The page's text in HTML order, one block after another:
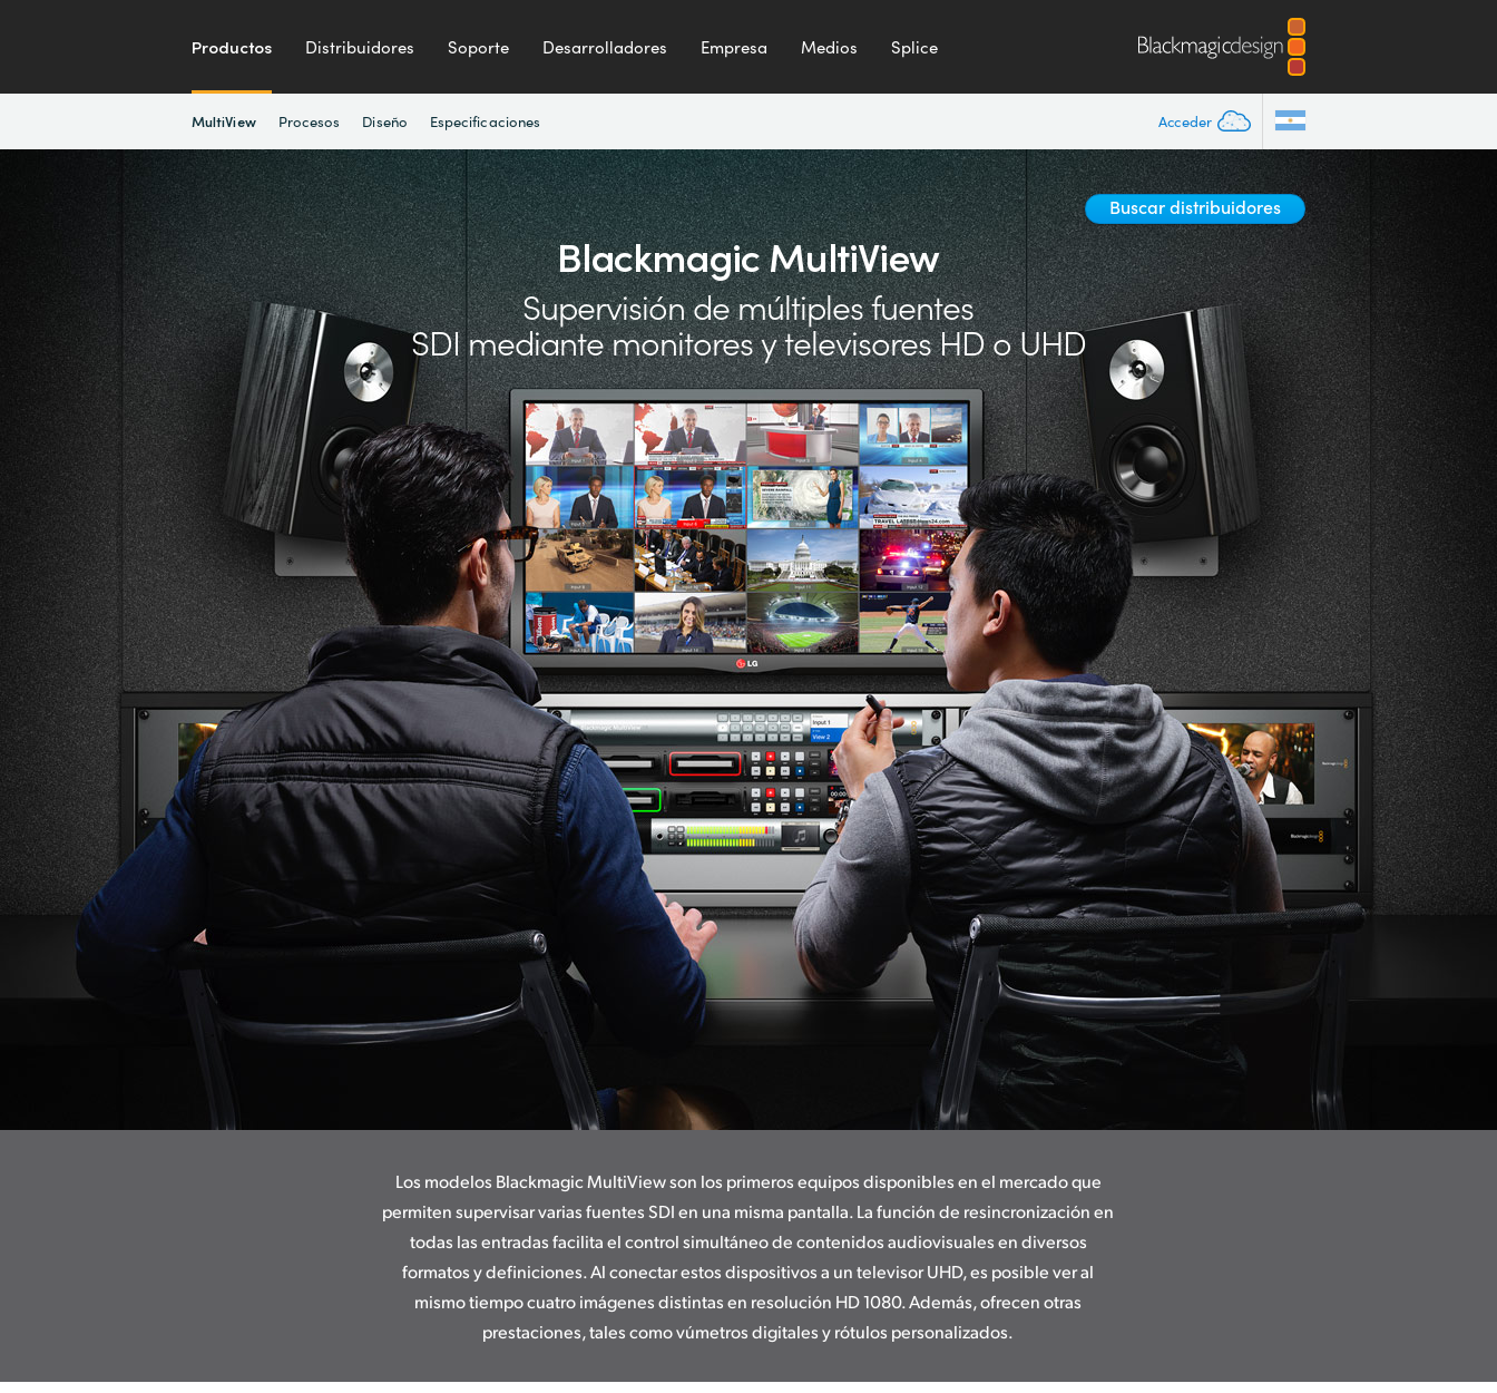
Productos Distribuidores Soporte Desarrolladores Empresa Medios Splice
Acceder
MultiView Procesos Diseño Especificaciones
Buscar distribuidores
Blackmagic MultiView
Supervisión de múltiples fuentes
SDImediante monitoresy televisores HDo UHD
Los modelos Blackmagic MultiView son los primeros equipos disponibles en el mercado que
permiten supervisar varias fuentes SDI en una misma pantalla. La función de resincronización en
todas las entradas facilita el control simultáneo de contenidos audiovisuales en diversos
formatos y definiciones. Al conectar estos dispositivos a un televisor UHD, es posible ver al
mismo tiempo cuatro imágenes distintas en resolución HD 1080. Además, ofrecen otras
prestaciones, tales como vúmetros digitales y rótulos personalizados.